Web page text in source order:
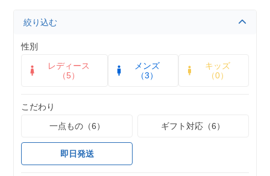
絞り込む
性別
レディース
（5）
メンズ
（3）
キッズ
（0）
こだわり
一点もの（6）
ギフト対応（6）
即日発送